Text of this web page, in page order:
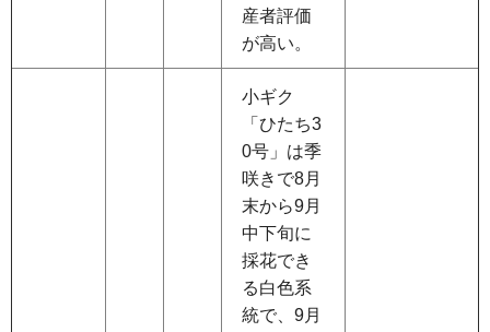
産者評価
が高い。
小ギク
「ひたち3
0号」は季
咲きで8月
末から9月
中下旬に
採花でき
る白色系
統で、9月